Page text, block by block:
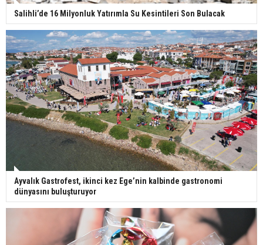
Salihli’de 16 Milyonluk Yatırımla Su Kesintileri Son Bulacak
Ayvalık Gastrofest, ikinci kez Ege’nin kalbinde gastronomi
dünyasını buluşturuyor